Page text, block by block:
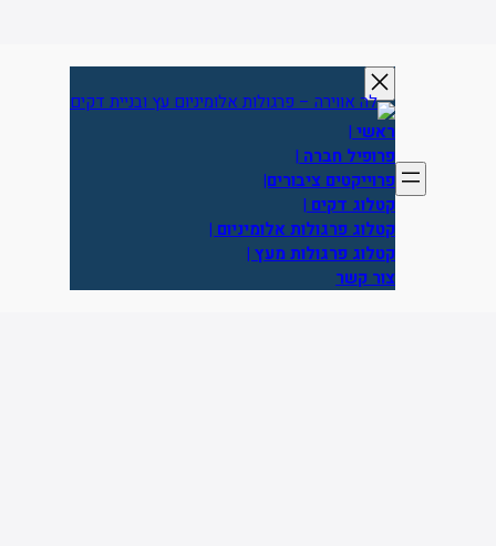
ראשי |
פרופיל חברה |
פרוייקטים ציבורים|
קטלוג דקים |
קטלוג פרגולות אלומיניום |
קטלוג פרגולות מעץ |
צור קשר